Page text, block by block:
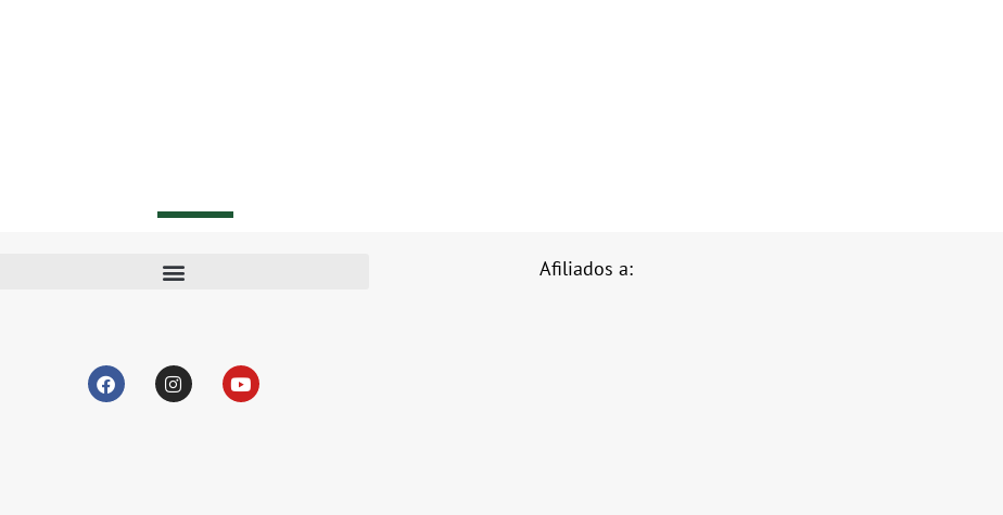
Afiliados a: